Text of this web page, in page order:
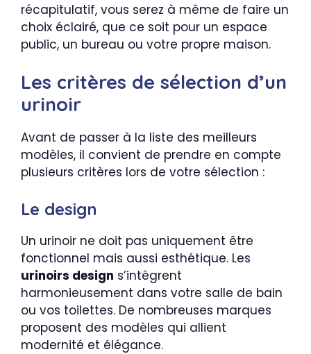
récapitulatif, vous serez à même de faire un
choix éclairé, que ce soit pour un espace
public, un bureau ou votre propre maison.
Les critères de sélection d’un
urinoir
Avant de passer à la liste des meilleurs
modèles, il convient de prendre en compte
plusieurs critères lors de votre sélection :
Le design
Un urinoir ne doit pas uniquement être
fonctionnel mais aussi esthétique. Les
urinoirs design s’intègrent
harmonieusement dans votre salle de bain
ou vos toilettes. De nombreuses marques
proposent des modèles qui allient
modernité et élégance.